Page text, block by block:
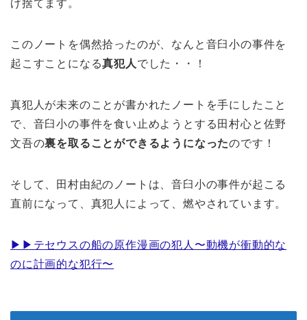
げ捨てます。
このノートを偶然拾ったのが、なんと音臼小の事件を
起こすことになる真犯人 でした・・！
真犯人が未来のことが書かれたノートを手にしたこと
で、音臼小の事件を食い止めようとする田村心と佐野
文吾の裏を取ることができるようになったのです！
そして、田村由紀のノートは、音臼小の事件が起こる
直前になって、真犯人によって、燃やされています。
▶︎▶︎テセウスの船の原作漫画の犯人〜動機が衝動的な
のに計画的な犯行〜